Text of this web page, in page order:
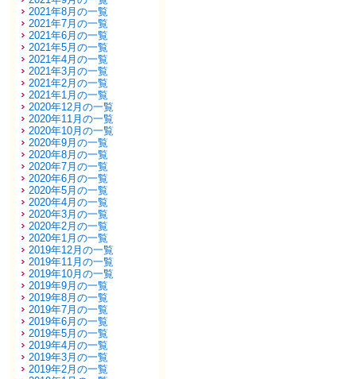
2021年8月の一覧
2021年7月の一覧
2021年6月の一覧
2021年5月の一覧
2021年4月の一覧
2021年3月の一覧
2021年2月の一覧
2021年1月の一覧
2020年12月の一覧
2020年11月の一覧
2020年10月の一覧
2020年9月の一覧
2020年8月の一覧
2020年7月の一覧
2020年6月の一覧
2020年5月の一覧
2020年4月の一覧
2020年3月の一覧
2020年2月の一覧
2020年1月の一覧
2019年12月の一覧
2019年11月の一覧
2019年10月の一覧
2019年9月の一覧
2019年8月の一覧
2019年7月の一覧
2019年6月の一覧
2019年5月の一覧
2019年4月の一覧
2019年3月の一覧
2019年2月の一覧